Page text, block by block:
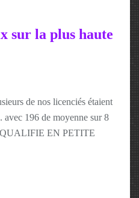
sur la plus haute
de nos licenciés étaient
196 de moyenne sur 8
QUALIFIE EN PETITE